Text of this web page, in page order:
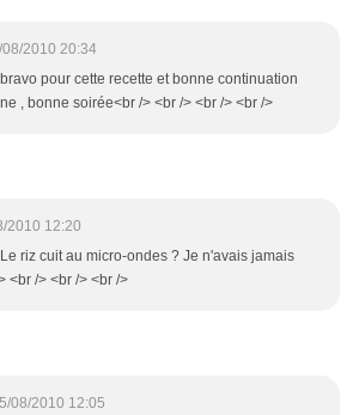
2010 20:34
pour cette recette et bonne continuation
, bonne soirée<br /> <br /> <br /> <br />
2010 12:20
riz cuit au micro-ondes ? Je n'avais jamais
<br /> <br /> <br />
08/2010 12:05